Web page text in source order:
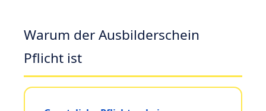
Warum der Ausbilderschein
Pflicht ist